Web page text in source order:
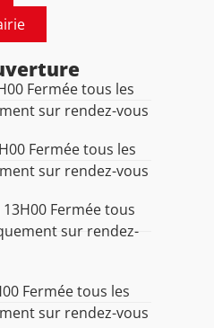
Fermée tous les
sur rendez-vous
Fermée tous les
sur rendez-vous
Fermée tous
sur rendez-
Fermée tous les
sur rendez-vous